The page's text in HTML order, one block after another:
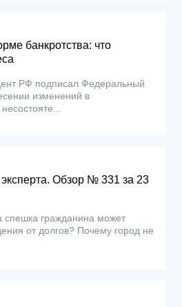
банкротства: что
РФ подписал Федеральный
изменений в
эксперта. Обзор № 331 за 23
спешка гражданина может
от долгов? Почему город не